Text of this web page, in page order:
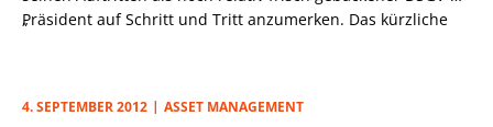
Präsident auf Schritt und Tritt anzumerken. Das kürzliche
denn auch nicht zufällig neben den diversen
„
4. SEPTEMBER 2012 ASSET MANAGEMENT